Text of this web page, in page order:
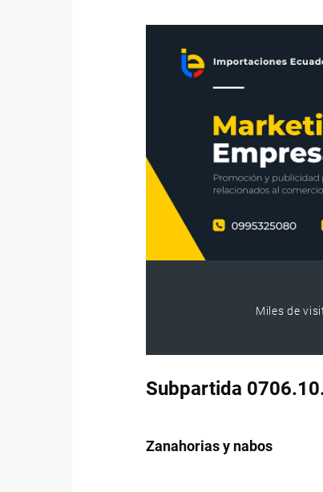
Miles de
Subpartida
Zanahorias y nabos